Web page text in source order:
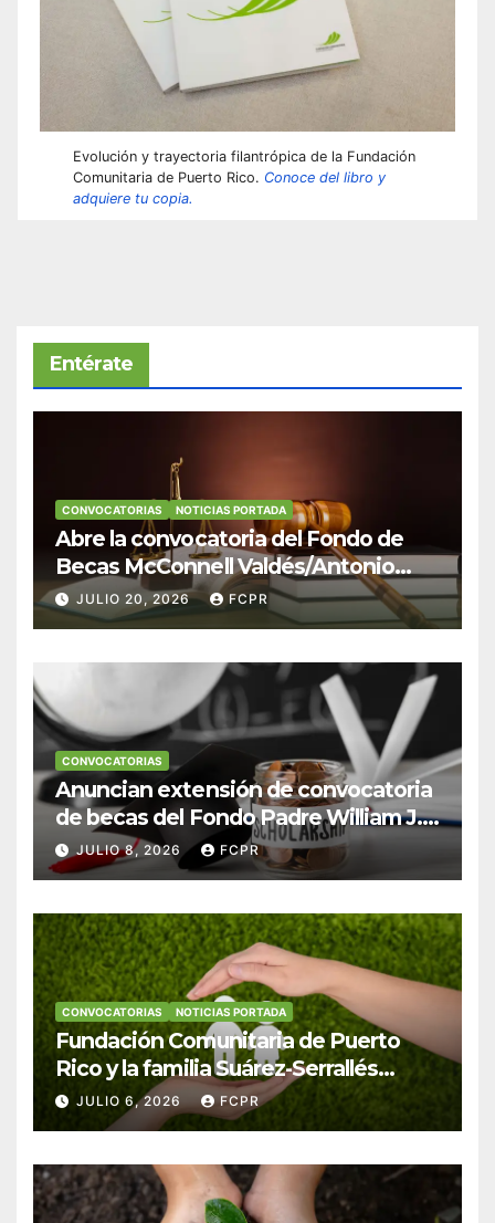
Evolución y trayectoria filantrópica de la Fundación
Comunitaria de Puerto Rico. Conoce del libro y
adquiere tu copia.
Entérate
CONVOCATORIAS NOTICIAS PORTADA
Abre la convocatoria del Fondo de
Becas McConnell Valdés/Antonio
Escudero Viera para estudiantes de
Derecho en Puerto Rico
JULIO 20, 2026 FCPR
CONVOCATORIAS
Anuncian extensión de convocatoria
de becas del Fondo Padre William J.
Hendricks, SJ para estudiantes del
Colegio San Ignacio
JULIO 8, 2026 FCPR
CONVOCATORIAS NOTICIAS PORTADA
Fundación Comunitaria de Puerto
Rico y la familia Suárez-Serrallés
anuncian convocatoria para
fortalecer hogares y albergues
JULIO 6, 2026 FCPR